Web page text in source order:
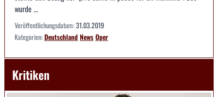
wurde ...
Veröffentlichungsdatum:31.03.2019
Kategorien:DeutschlandNewsOper
Kritiken